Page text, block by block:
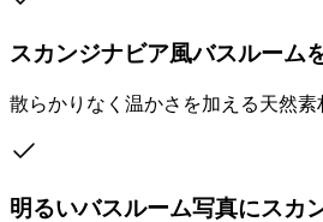
スカンジナビア風バスルーム
散らかりなく温かさを加える天然素
明るいバスルーム写真にスカ